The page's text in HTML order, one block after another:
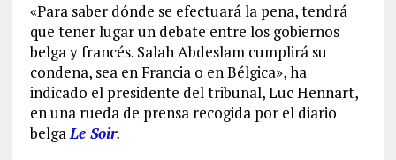
«Para saber dónde se efectuará la pena, tendrá
que tener lugar un debate entre los gobiernos
belga y francés. Salah Abdeslam cumplirá su
condena, sea en Francia o en Bélgica», ha
indicado el presidente del tribunal, Luc Hennart,
en una rueda de prensa recogida por el diario
belgaLe Soir.